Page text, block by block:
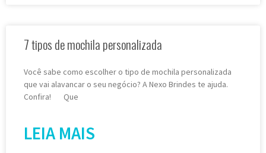
7 tipos de mochila personalizada
Você sabe como escolher o tipo de mochila personalizada
que vai alavancar o seu negócio? A Nexo Brindes te ajuda.
Confira! Que
LEIA MAIS